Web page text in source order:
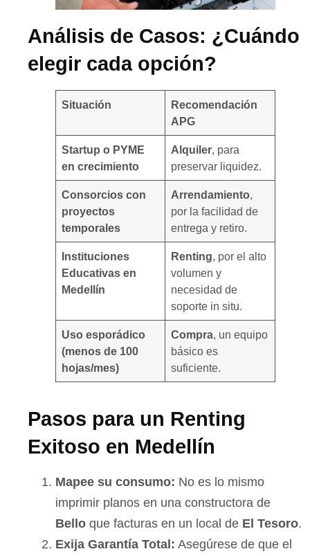
Análisis de Casos: ¿Cuándo
elegir cada opción?
Situación
Recomendación
APG
Startup o PYME
en crecimiento
Alquiler, para
preservar liquidez.
Consorcios con
proyectos
temporales
Arrendamiento,
por la facilidad de
entrega y retiro.
Instituciones
Educativas en
Medellín
Renting, por el alto
volumen y
necesidad de
soporte in situ.
Uso esporádico
(menos de 100
hojas/mes)
Compra, un equipo
básico es
suficiente.
Pasos para un Renting
Exitoso en Medellín
Mapee su consumo: No es lo mismo
imprimir planos en una constructora de
Bello que facturas en un local de El Tesoro.
Exija Garantía Total: Asegúrese de que el